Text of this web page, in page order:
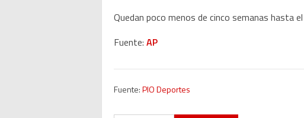
Quedan poco menos de cinco semanas hasta
Fuente: AP
Fuente:PIO Deportes